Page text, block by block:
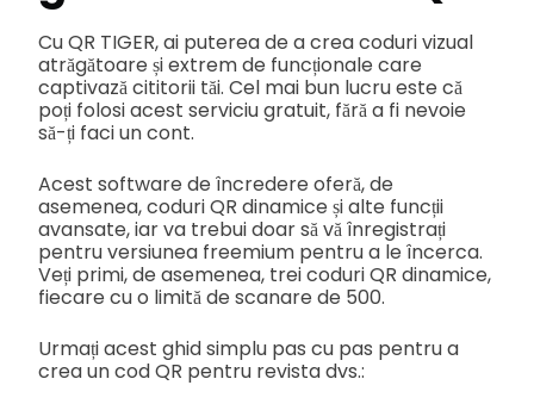
Cu QR TIGER, ai puterea de a crea coduri vizual
atrăgătoare și extrem de funcționale care
captivază cititorii tăi. Cel mai bun lucru este că
poți folosi acest serviciu gratuit, fără a fi nevoie
să-ți faci un cont.
Acest software de încredere oferă, de
asemenea, coduri QR dinamice și alte funcții
avansate, iar va trebui doar să vă înregistrați
pentru versiunea freemium pentru a le încerca.
Veți primi, de asemenea, trei coduri QR dinamice,
fiecare cu o limită de scanare de 500.
Urmați acest ghid simplu pas cu pas pentru a
crea un cod QR pentru revista dvs.: